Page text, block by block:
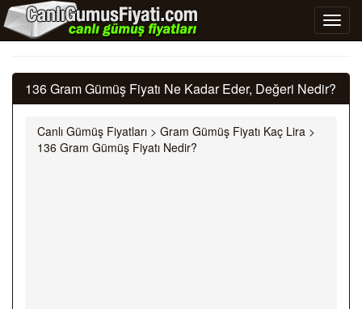
136 Gram Gümüş Fiyatı Ne Kadar Eder, Değeri Nedir?
Canlı Gümüş Fiyatları > Gram Gümüş Fiyatı Kaç Lira >
136 Gram Gümüş Fiyatı Nedir?